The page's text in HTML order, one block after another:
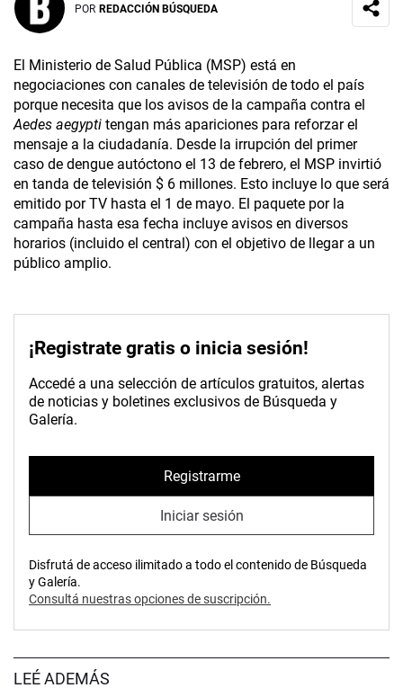
POR REDACCIÓN BÚSQUEDA
El Ministerio de Salud Pública (MSP) está en
negociaciones con canales de televisión de todo el país
porque necesita que los avisos de la campaña contra el
Aedes aegypti tengan más apariciones para reforzar el
mensaje a la ciudadanía. Desde la irrupción del primer
caso de dengue autóctono el 13 de febrero, el MSP invirtió
en tanda de televisión $ 6 millones. Esto incluye lo que será
emitido por TV hasta el 1 de mayo. El paquete por la
campaña hasta esa fecha incluye avisos en diversos
horarios (incluido el central) con el objetivo de llegar a un
público amplio.
¡Registrate gratis o inicia sesión!
Accedé a una selección de artículos gratuitos, alertas
de noticias y boletines exclusivos de Búsqueda y
Galería.
Registrarme
Iniciar sesión
Disfrutá de acceso ilimitado a todo el contenido de Búsqueda
y Galería.
Consultá nuestras opciones de suscripción.
LEÉ ADEMÁS